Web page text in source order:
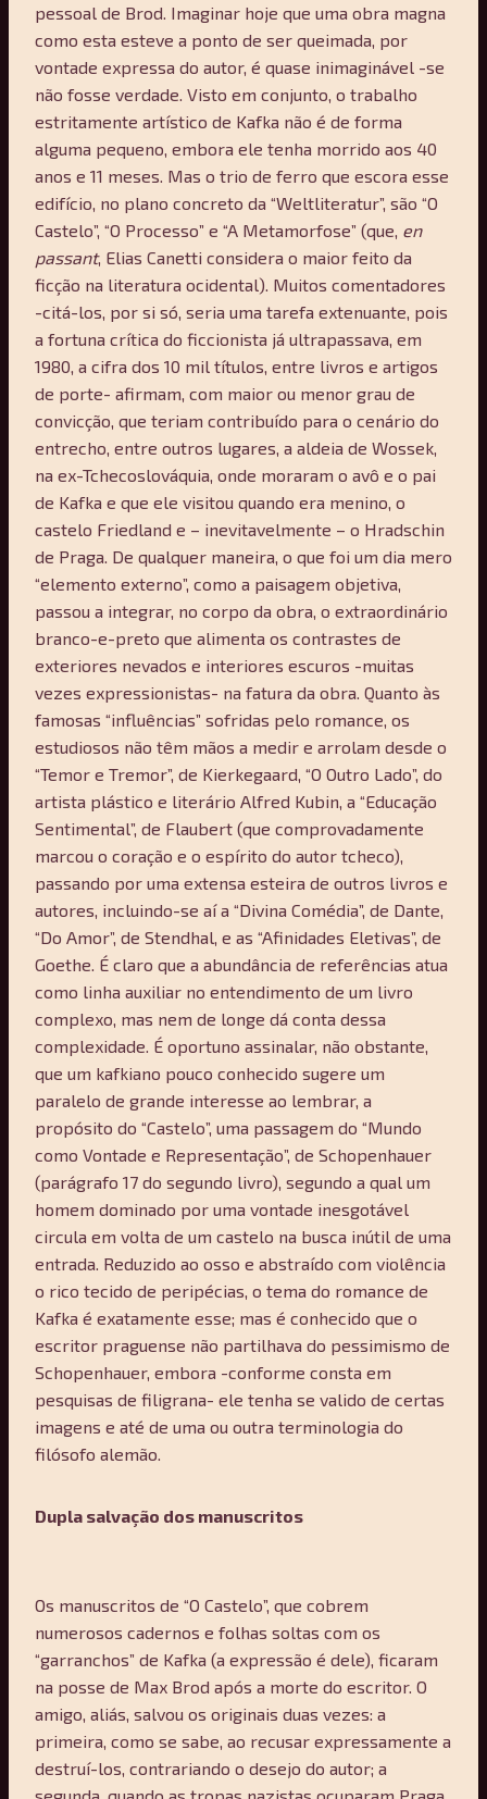
pessoal de Brod. Imaginar hoje que uma obra magna
como esta esteve a ponto de ser queimada, por
vontade expressa do autor, é quase inimaginável -se
não fosse verdade. Visto em conjunto, o trabalho
estritamente artístico de Kafka não é de forma
alguma pequeno, embora ele tenha morrido aos 40
anos e 11 meses. Mas o trio de ferro que escora esse
edifício, no plano concreto da “Weltliteratur”, são “O
Castelo”, “O Processo” e “A Metamorfose” (que, en
passant, Elias Canetti considera o maior feito da
ficção na literatura ocidental). Muitos comentadores
-citá-los, por si só, seria uma tarefa extenuante, pois
a fortuna crítica do ficcionista já ultrapassava, em
1980, a cifra dos 10 mil títulos, entre livros e artigos
de porte- afirmam, com maior ou menor grau de
convicção, que teriam contribuído para o cenário do
entrecho, entre outros lugares, a aldeia de Wossek,
na ex-Tchecoslováquia, onde moraram o avô e o pai
de Kafka e que ele visitou quando era menino, o
castelo Friedland e – inevitavelmente – o Hradschin
de Praga. De qualquer maneira, o que foi um dia mero
“elemento externo”, como a paisagem objetiva,
passou a integrar, no corpo da obra, o extraordinário
branco-e-preto que alimenta os contrastes de
exteriores nevados e interiores escuros -muitas
vezes expressionistas- na fatura da obra. Quanto às
famosas “influências” sofridas pelo romance, os
estudiosos não têm mãos a medir e arrolam desde o
“Temor e Tremor”, de Kierkegaard, “O Outro Lado”, do
artista plástico e literário Alfred Kubin, a “Educação
Sentimental”, de Flaubert (que comprovadamente
marcou o coração e o espírito do autor tcheco),
passando por uma extensa esteira de outros livros e
autores, incluindo-se aí a “Divina Comédia”, de Dante,
“Do Amor”, de Stendhal, e as “Afinidades Eletivas”, de
Goethe. É claro que a abundância de referências atua
como linha auxiliar no entendimento de um livro
complexo, mas nem de longe dá conta dessa
complexidade. É oportuno assinalar, não obstante,
que um kafkiano pouco conhecido sugere um
paralelo de grande interesse ao lembrar, a
propósito do “Castelo”, uma passagem do “Mundo
como Vontade e Representação”, de Schopenhauer
(parágrafo 17 do segundo livro), segundo a qual um
homem dominado por uma vontade inesgotável
circula em volta de um castelo na busca inútil de uma
entrada. Reduzido ao osso e abstraído com violência
o rico tecido de peripécias, o tema do romance de
Kafka é exatamente esse; mas é conhecido que o
escritor praguense não partilhava do pessimismo de
Schopenhauer, embora -conforme consta em
pesquisas de filigrana- ele tenha se valido de certas
imagens e até de uma ou outra terminologia do
filósofo alemão.
Dupla salvação dos manuscritos
Os manuscritos de “O Castelo”, que cobrem
numerosos cadernos e folhas soltas com os
“garranchos” de Kafka (a expressão é dele), ficaram
na posse de Max Brod após a morte do escritor. O
amigo, aliás, salvou os originais duas vezes: a
primeira, como se sabe, ao recusar expressamente a
destruí-los, contrariando o desejo do autor; a
segunda, quando as tropas nazistas ocuparam Praga